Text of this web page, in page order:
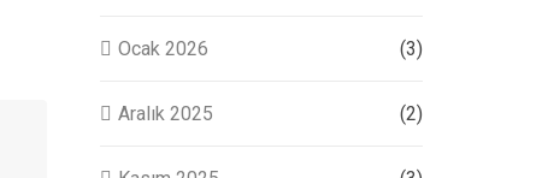
Ocak 2026 (3)
Aralık 2025 (2)